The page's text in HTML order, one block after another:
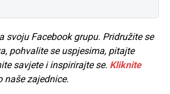
svoju Facebook grupu. Pridružite se
pohvalite se uspjesima, pitajte
savjete i inspirirajte se. Kliknite
zajednice.